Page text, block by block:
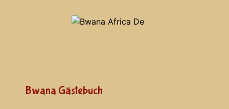
Bwana Gästebuch